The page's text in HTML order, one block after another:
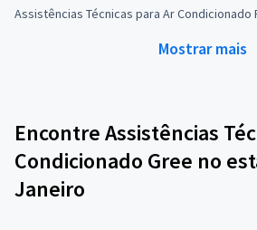
Assistências Técnicas para Ar Condicionado
Mostrar mais
Encontre Assistências
Condicionado Gree no
Janeiro